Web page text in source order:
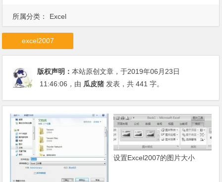
所属分类： Excel
excel2007
版权声明：本站原创文章，于2019年06月23日
11:46:06 ，由 瓜皮猪 发表，共 441 字。
设置Excel2007的图片大小